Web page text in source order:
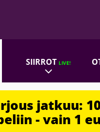
SIIRROTLIVE!
jatkuu:
- vain 1